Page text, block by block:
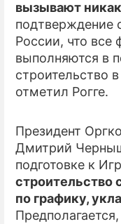
вызывают
подтверждение
России, что все
выполняются в
строительство
отметил Рогге.
Президент
Дмитрий
подготовке к
строительство
по графику,